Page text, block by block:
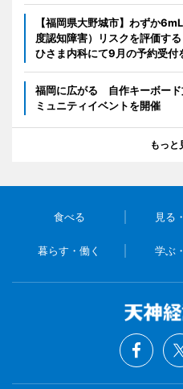
【福岡県大野城市】わずか
度認知障害）リスクを評価す
ひさま内科にて9月の予約受付
福岡に広がる 自作キーボー
ミュニティイベントを開催
もっと
食べる 見る
暮らす・働く 学ぶ